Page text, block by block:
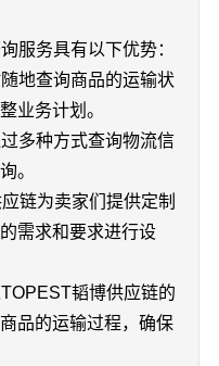
服务具有以下优势：
地查询商品的运输状
业务计划。
多种方式查询物流信
。
链为卖家们提供定制
需求和要求进行设
韬博供应链的
品的运输过程，确保